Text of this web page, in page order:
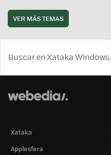
VER MÁS TEMAS
Xataka
Applesfera